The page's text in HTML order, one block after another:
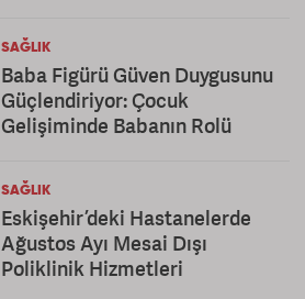
SAĞLIK
Baba Figürü Güven Duygusunu
Güçlendiriyor: Çocuk
Gelişiminde Babanın Rolü
SAĞLIK
Eskişehir’deki Hastanelerde
Ağustos Ayı Mesai Dışı
Poliklinik Hizmetleri